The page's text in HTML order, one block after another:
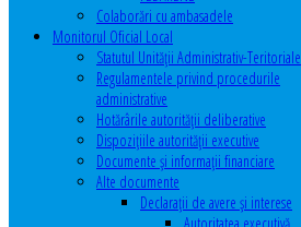
Colaborări cu ambasadele
Monitorul Oficial Local
Statutul Unităţii Administrativ-Teritoriale
Regulamentele privind procedurile
administrative
Hotărârile autorităţii deliberative
Dispoziţiile autorităţii executive
Documente şi informaţii financiare
Alte documente
Declaraţii de avere şi interese